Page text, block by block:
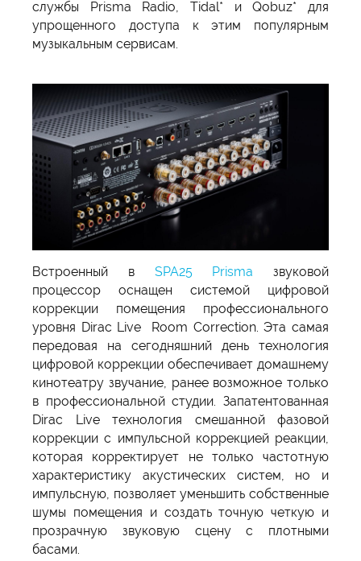
службы Prisma Radio, Tidal* и Qobuz* для
упрощенного доступа к этим популярным
музыкальным сервисам.
Встроенный в SPA25 Prisma звуковой
процессор оснащен системой цифровой
коррекции помещения профессионального
уровня Dirac Live Room Correction. Эта самая
передовая на сегодняшний день технология
цифровой коррекции обеспечивает домашнему
кинотеатру звучание, ранее возможное только
в профессиональной студии. Запатентованная
Dirac Live технология смешанной фазовой
коррекции с импульсной коррекцией реакции,
которая корректирует не только частотную
характеристику акустических систем, но и
импульсную, позволяет уменьшить собственные
шумы помещения и создать точную четкую и
прозрачную звуковую сцену с плотными
басами.